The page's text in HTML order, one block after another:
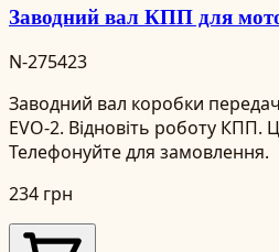
Заводний вал КПП для
N-275423
Заводний вал коробки
EVO-2. Відновіть роботу КПП.
Телефонуйте для замовлення.
234 грн